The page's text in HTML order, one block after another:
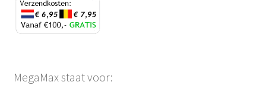
MegaMax staat voor: